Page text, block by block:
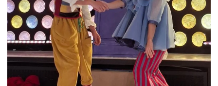
Mitmachkonzerte 2026